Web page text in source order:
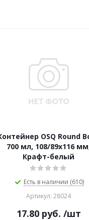
OSQ Round
700 мл, 108/89x116
Крафт-белый
Есть в наличии (610)
Артикул: 28024
17.80руб. /шт